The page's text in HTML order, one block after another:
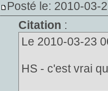
Posté le: 2010-03-
Citation :
Le 2010-03-23
HS - c'est vrai